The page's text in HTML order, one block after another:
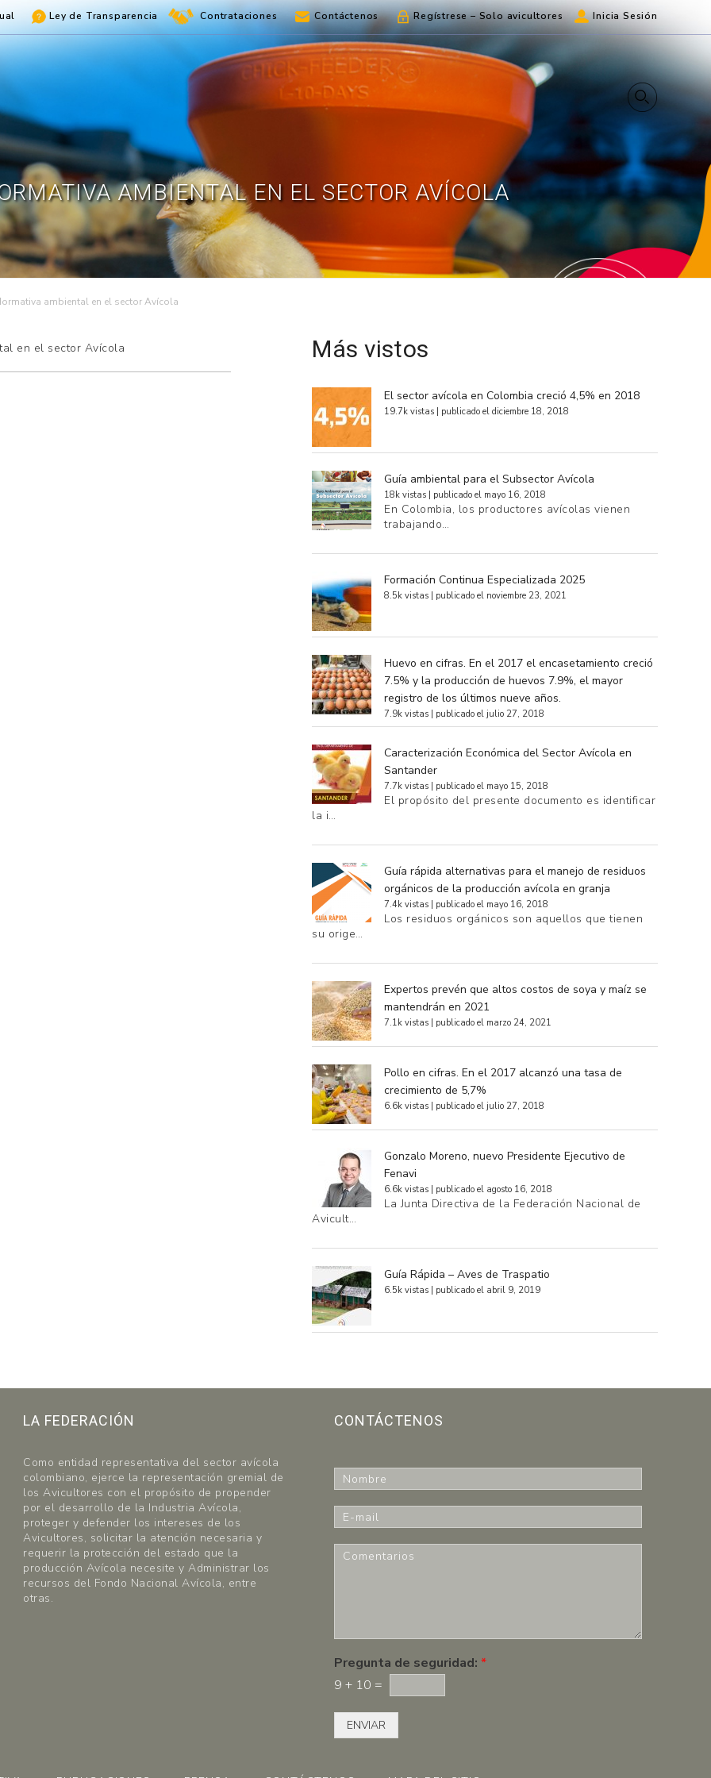
Ley de Transparencia Contrataciones Contáctenos Regístrese – Solo avicultores Inicia Sesión
AMBIENTAL EN EL SECTOR AVÍCOLA
ambiental en el sector Avícola
en el sector Avícola Más vistos
El sector avícola en Colombia creció 4,5% en 2018
19.7k vistas publicado el diciembre 18, 2018
Guía ambiental para el Subsector Avícola
18k vistas publicado el mayo 16, 2018
En Colombia, los productores avícolas vienen
trabajando…
Formación Continua Especializada 2025
8.5k vistas publicado el noviembre 23, 2021
Huevo en cifras. En el 2017 el encasetamiento creció
7.5% y la producción de huevos 7.9%, el mayor
registro de los últimos nueve años.
7.9k vistas publicado el julio 27, 2018
Caracterización Económica del Sector Avícola en
Santander
7.7k vistas publicado el mayo 15, 2018
El propósito del presente documento es identificar
la i…
Guía rápida alternativas para el manejo de residuos
orgánicos de la producción avícola en granja
7.4k vistas publicado el mayo 16, 2018
Los residuos orgánicos son aquellos que tienen
su orige…
Expertos prevén que altos costos de soya y maíz se
mantendrán en 2021
7.1k vistas publicado el marzo 24, 2021
Pollo en cifras. En el 2017 alcanzó una tasa de
crecimiento de 5,7%
6.6k vistas publicado el julio 27, 2018
Gonzalo Moreno, nuevo Presidente Ejecutivo de
Fenavi
6.6k vistas publicado el agosto 16, 2018
La Junta Directiva de la Federación Nacional de
Avicult…
Guía Rápida – Aves de Traspatio
6.5k vistas publicado el abril 9, 2019
LA FEDERACIÓN
Como entidad representativa del sector avícola
colombiano, ejerce la representación gremial de
los Avicultores con el propósito de propender
por el desarrollo de la Industria Avícola,
proteger y defender los intereses de los
Avicultores, solicitar la atención necesaria y
requerir la protección del estado que la
producción Avícola necesite y Administrar los
recursos del Fondo Nacional Avícola, entre
otras.
CONTÁCTENOS
o
m
-
m
r
i
o
s
Pregunta de seguridad:*
9 + 10 =
ENVIAR